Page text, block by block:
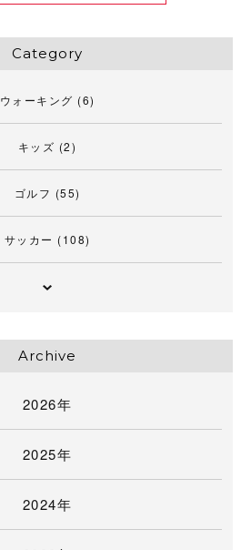
Category
ウォーキング (6)
キッズ (2)
ゴルフ (55)
サッカー (108)
Archive
2026年
2025年
2024年